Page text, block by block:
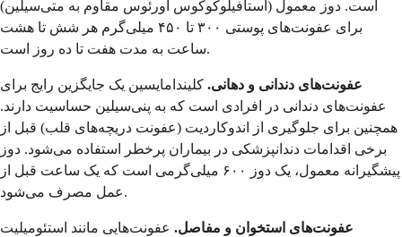
(استافیلوکوکوس اورئوس مقاوم به متی‌سیلین) است. دوز معمول
برای عفونت‌های پوستی ۳۰۰ تا ۴۵۰ میلی‌گرم هر شش تا هشت
ساعت به مدت هفت تا ده روز است.
عفونت‌های دندانی و دهانی. کلیندامایسین یک جایگزین رایج برای
عفونت‌های دندانی در افرادی است که به پنی‌سیلین حساسیت دارند.
همچنین برای جلوگیری از اندوکاردیت (عفونت دریچه‌های قلب) قبل از
برخی اقدامات دندانپزشکی در بیماران پرخطر استفاده می‌شود. دوز
پیشگیرانه معمول، یک دوز ۶۰۰ میلی‌گرمی است که یک ساعت قبل از
عمل مصرف می‌شود.
عفونت‌های استخوان و مفاصل. عفونت‌هایی مانند استئومیلیت